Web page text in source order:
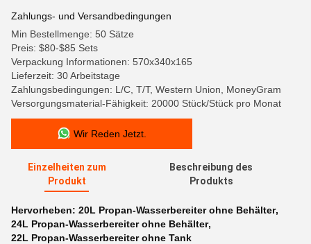
Zahlungs- und Versandbedingungen
Min Bestellmenge: 50 Sätze
Preis: $80-$85 Sets
Verpackung Informationen: 570x340x165
Lieferzeit: 30 Arbeitstage
Zahlungsbedingungen: L/C, T/T, Western Union, MoneyGram
Versorgungsmaterial-Fähigkeit: 20000 Stück/Stück pro Monat
Wir Reden Jetzt.
Einzelheiten zum
Produkt
Beschreibung des
Produkts
Hervorheben: 20L Propan-Wasserbereiter ohne Behälter,
24L Propan-Wasserbereiter ohne Behälter,
22L Propan-Wasserbereiter ohne Tank